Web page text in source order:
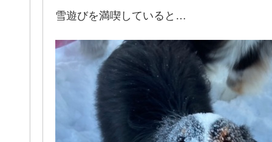
雪遊びを満喫していると…